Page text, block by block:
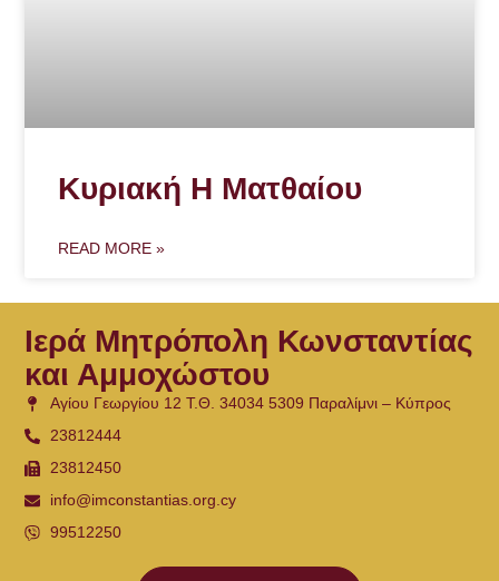
Κυριακή Η Ματθαίου
READ MORE »
Ιερά Μητρόπολη Κωνσταντίας
και Αμμοχώστου
Αγίου Γεωργίου 12 Τ.Θ. 34034 5309 Παραλίμνι – Κύπρος
23812444
23812450
info@imconstantias.org.cy
99512250